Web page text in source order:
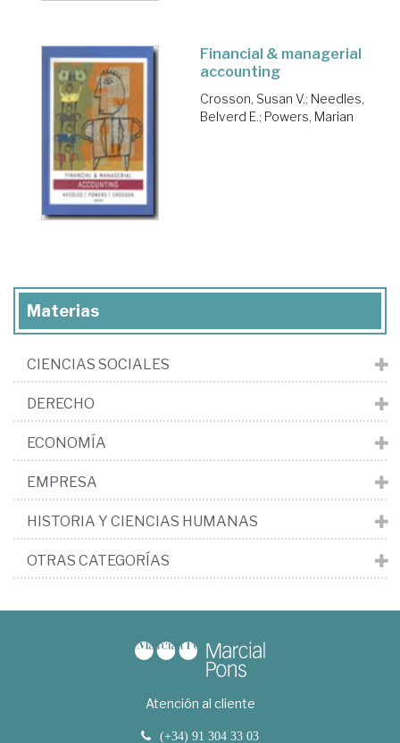
Financial & managerial
accounting
Crosson, Susan V.; Needles,
Belverd E.; Powers, Marian
Materias
CIENCIAS SOCIALES
DERECHO
ECONOMÍA
EMPRESA
HISTORIA Y CIENCIAS HUMANAS
OTRAS CATEGORÍAS
Atención al cliente
(+34) 91 304 33 03